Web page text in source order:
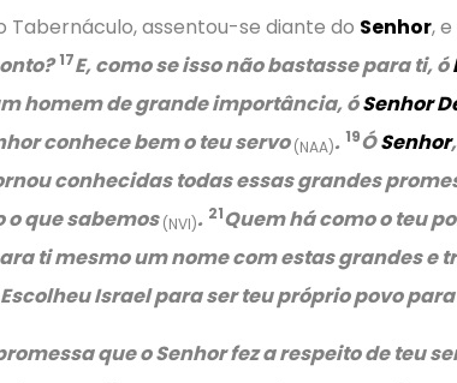
Tabernáculo, assentou-se diante do Senhor,
17E, como se isso não bastasse para ti, ó
homem de grande importância, óSenhor
conhece bem o teu servo(NAA). 19ÓSenhor
conhecidas todas essas grandes
que sabemos(NVI). 21Quem há como o teu
ti mesmo um nome com estas grandes
Escolheu Israel para ser teu próprio povo
que o Senhor fez a respeito de teu